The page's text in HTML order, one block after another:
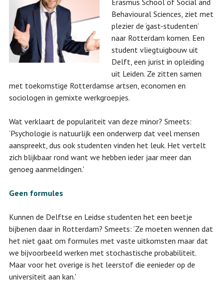
Erasmus School of Social and
Behavioural Sciences, ziet met
plezier de ‘gast-studenten’
naar Rotterdam komen. Een
student vliegtuigbouw uit
Delft, een jurist in opleiding
uit Leiden. Ze zitten samen
met toekomstige Rotterdamse artsen, economen en
sociologen in gemixte werkgroepjes.
Wat verklaart de populariteit van deze minor? Smeets:
‘Psychologie is natuurlijk een onderwerp dat veel mensen
aanspreekt, dus ook studenten vinden het leuk. Het vertelt
zich blijkbaar rond want we hebben ieder jaar meer dan
genoeg aanmeldingen.'
Geen formules
Kunnen de Delftse en Leidse studenten het een beetje
bijbenen daar in Rotterdam? Smeets: ‘Ze moeten wennen dat
het niet gaat om formules met vaste uitkomsten maar dat
we bijvoorbeeld werken met stochastische probabiliteit.
Maar voor het overige is het leerstof die eenieder op de
universiteit aan kan.'